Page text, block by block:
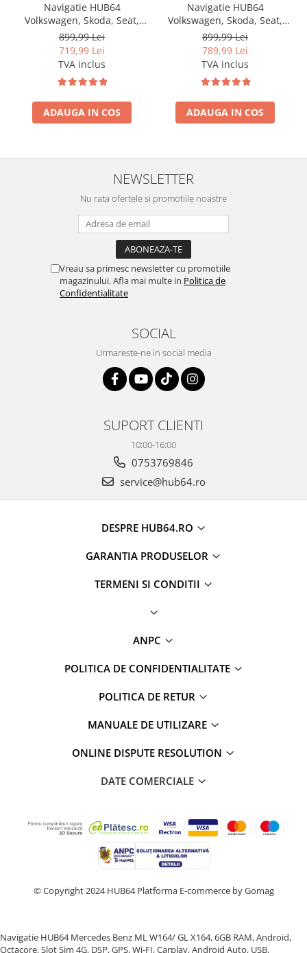
Navigatie HUB64
Volkswagen, Skoda, Seat,
2GB RAM, Android, GPS, Wi-
FI, Carplay, Android Auto,
USB, Bluetooth, Radio,
Waze, Touchscreen, 7 inch
899,99 Lei
719,99 Lei
TVA inclus
ADAUGA IN COS
Navigatie HUB64
Volkswagen, Skoda, Seat,
2GB RAM, Android, GPS, Wi-
FI, Carplay, Android Auto,
USB, Bluetooth, Radio,
Waze, Touchscreen, 9 inch
899,99 Lei
789,99 Lei
TVA inclus
ADAUGA IN COS
NEWSLETTER
Nu rata ofertele si promotiile noastre
Vreau sa primesc newsletter cu promotiile
magazinului. Afla mai multe in Politica de
Confidentialitate
SOCIAL
Urmareste-ne in social media
SUPORT CLIENTI
10:00-16:00
0753769846
service@hub64.ro
DESPRE HUB64.RO
GARANTIA PRODUSELOR
TERMENI SI CONDITII
ANPC
POLITICA DE CONFIDENTIALITATE
POLITICA DE RETUR
MANUALE DE UTILIZARE
ONLINE DISPUTE RESOLUTION
DATE COMERCIALE
© Copyright 2024 HUB64Platforma E-commerce by Gomag
Navigatie HUB64 Mercedes Benz ML W164/ GL X164, 6GB RAM, Android,
Octacore, Slot Sim 4G, DSP, GPS, Wi-FI, Carplay, Android Auto, USB,